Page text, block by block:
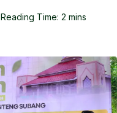
Reading Time: 2 mins